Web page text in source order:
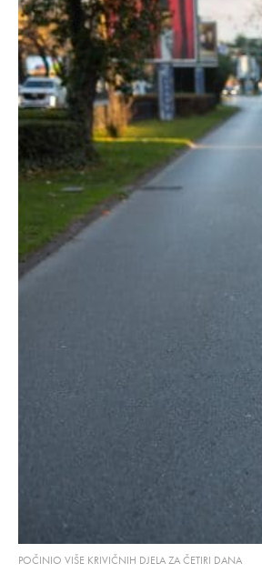
POČINIO VIŠE KRIVIČNIH DJELA ZA ČETIRI DANA